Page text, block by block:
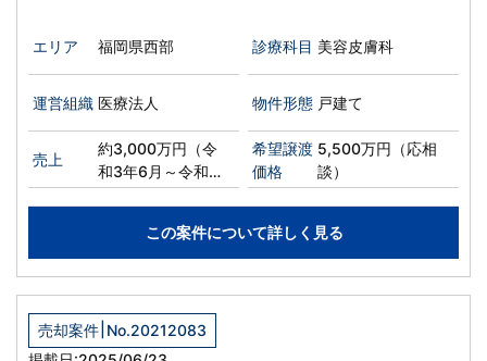
エリア 福岡県西部 診療科目 美容皮膚科
運営組織 医療法人 物件形態 戸建て
売上
約3,000万円（令
和3年6月～令和4
年2月）
希望譲渡
価格
5,500万円（応相
談）
この案件について詳しく見る
売却案件 No.20212083